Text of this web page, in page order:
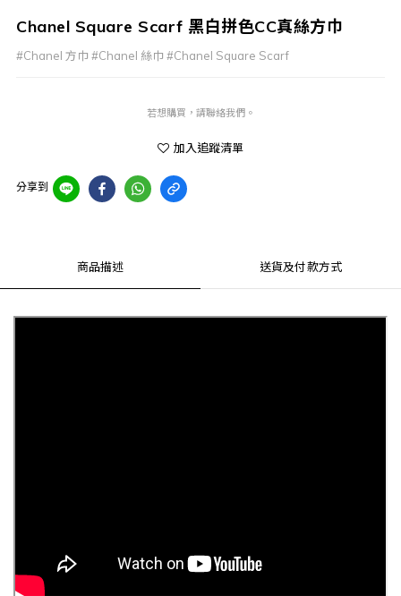
Chanel Square Scarf 黑白拼色CC真絲方巾
#Chanel 方巾 #Chanel 絲巾 #Chanel Square Scarf
若想購買，請聯絡我們。
加入追蹤清單
分享到
商品描述 送貨及付款方式